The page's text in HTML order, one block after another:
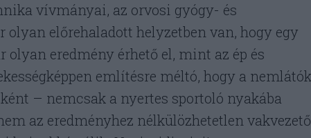
vívmányai, az orvosi gyógy- és
olyan előrehaladott helyzetben van, hogy egy
eredmény érhető el, mint az ép és
említésre méltó, hogy a nemlátók
– nemcsak a nyertes sportoló nyakába
az eredményhez nélkülözhetetlen vakvezető